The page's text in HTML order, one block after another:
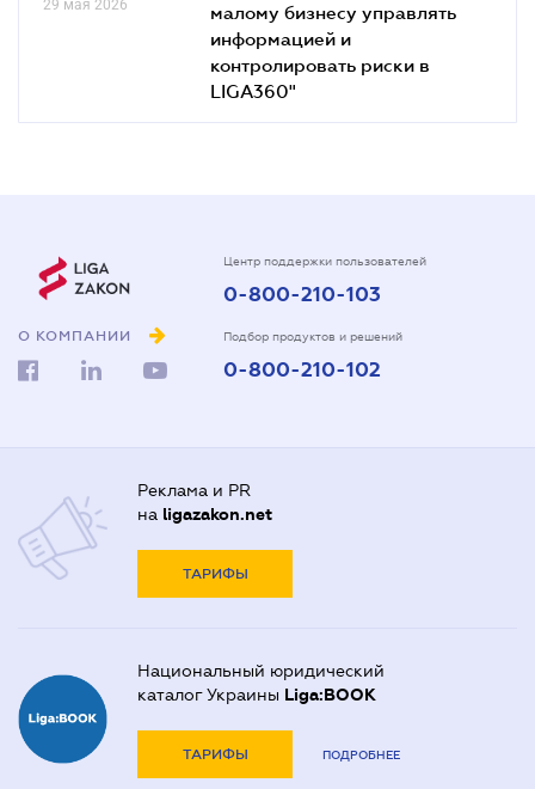
29 мая 2026
малому бизнесу управлять
информацией и
контролировать риски в
LIGA360"
О КОМПАНИИ
Центр поддержки пользователей
0-800-210-103
Подбор продуктов и решений
0-800-210-102
Реклама и PR
на ligazakon.net
ТАРИФЫ
Национальный юридический
каталог Украины Liga:BOOK
ТАРИФЫ ПОДРОБНЕЕ